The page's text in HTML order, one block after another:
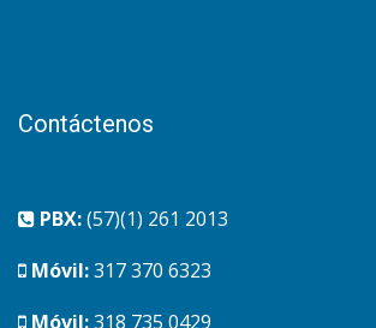
Contáctenos
PBX:(57)(1) 261 2013
Móvil:317 370 6323
Móvil:318 735 0429